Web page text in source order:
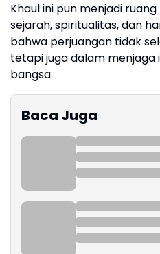
Khaul ini pun menjadi
sejarah, spiritualitas, dan
bahwa perjuangan tidak
tetapi juga dalam menjaga
bangsa
Baca Juga